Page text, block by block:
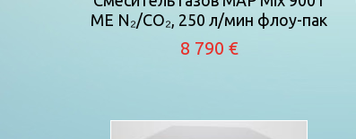
ME N₂/CO₂, 250 л/мин флоу-пак
8 790 €